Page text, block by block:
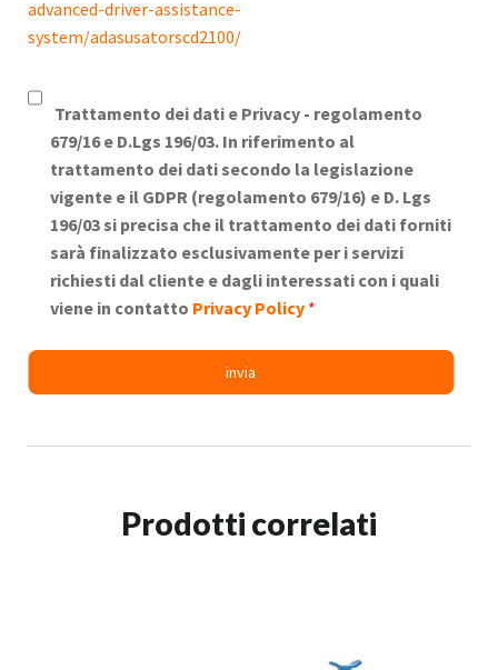
advanced-driver-assistance-
system/adasusatorscd2100/
Trattamento dei dati e Privacy - regolamento
679/16 e D.Lgs 196/03. In riferimento al
trattamento dei dati secondo la legislazione
vigente e il GDPR (regolamento 679/16) e D. Lgs
196/03 si precisa che il trattamento dei dati forniti
sarà finalizzato esclusivamente per i servizi
richiesti dal cliente e dagli interessati con i quali
viene in contatto Privacy Policy *
Prodotti correlati